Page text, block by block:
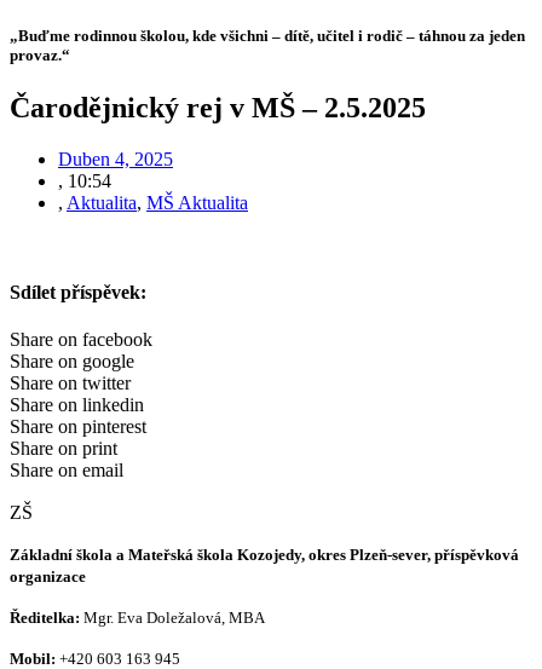
„Buďme rodinnou školou, kde všichni – dítě, učitel i rodič – táhnou za jeden
provaz.“
Čarodějnický rej v MŠ – 2.5.2025
Duben 4, 2025
, 10:54
, Aktualita, MŠ Aktualita
Sdílet příspěvek:
Share on facebook
Share on google
Share on twitter
Share on linkedin
Share on pinterest
Share on print
Share on email
ZŠ
Základní škola a Mateřská škola Kozojedy, okres Plzeň-sever, příspěvková
organizace
Ředitelka: Mgr. Eva Doležalová, MBA
Mobil: +420 603 163 945